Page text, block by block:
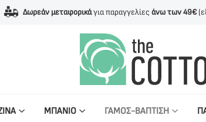
Δωρεάν μεταφορικάγια παραγγελίες άνω των 49€
ΜΠΑΝΙΟ ΓΑΜΟΣ-ΒΑΠΤΙΣΗ